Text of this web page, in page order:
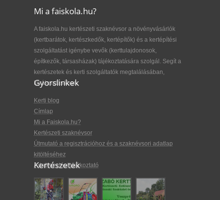
Mi a faiskola.hu?
A faiskola.hu kertészeti szaknévsor a növényvásárlók
(kertbarátok, kertészkedők, kertépítők) és a kertépítési
szolgáltatást igénybe vevők (kerttulajdonosok,
építkezők, társasházak) tájékoztatására szolgál. Segít a
kertészetek és kerti szolgáltatók megtalálásában,
kiválasztásában.
Gyorslinkek
Kerti blog
Címlap
Mi a Faiskola.hu?
Kertészeti szaknévsor
Útmutató a regisztrációhoz és a szaknévsori adatlap
kitöltéséhez
Adatkezelési tájékoztató
Kertészetek